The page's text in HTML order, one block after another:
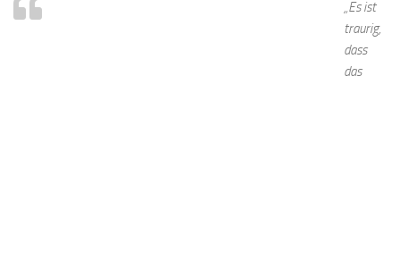
„Es ist
traurig,
dass
das